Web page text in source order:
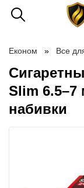
Економ Все
Slim
набивки